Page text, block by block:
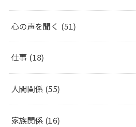
心の声を聞く (51)
仕事 (18)
人間関係 (55)
家族関係 (16)